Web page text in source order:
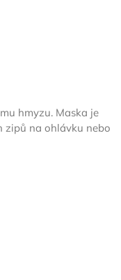
hmyzu. Maska je
zipů na ohlávku nebo